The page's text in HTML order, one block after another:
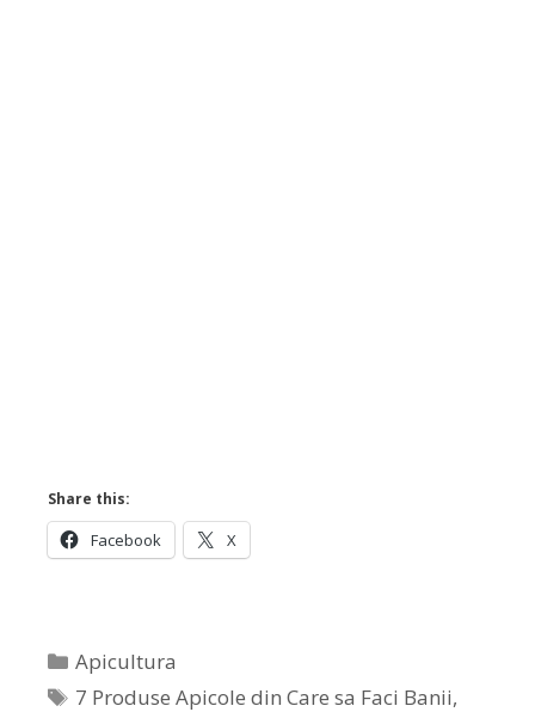
Share this:
Facebook X
Apicultura
7 Produse Apicole din Care sa Faci Banii,